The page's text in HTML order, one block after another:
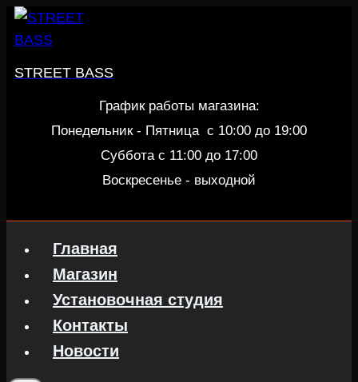
Перейти
STREET BASS
График работы магазина:
Понедельник - Пятница c 10:00 до 19:00
Суббота с 11:00 до 17:00
Воскресенье - выходной
Главная
Магазин
Установочная студия
Контакты
Новости